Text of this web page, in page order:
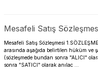
Mesafeli Satış
Mesafeli Satış Sözleşmesi
arasında aşağıda belirtilen hüküm ve
(sözleşmede bundan sonra "ALICI"
sonra "SATICI" olarak anılac ...